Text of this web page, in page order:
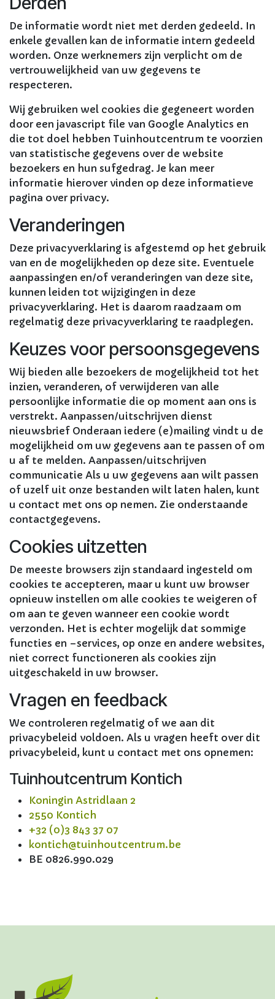
De informatie wordt niet met derden gedeeld. In
enkele gevallen kan de informatie intern gedeeld
worden. Onze werknemers zijn verplicht om de
vertrouwelijkheid van uw gegevens te
respecteren.
Wij gebruiken wel cookies die gegeneert worden
door een javascript file van Google Analytics en
die tot doel hebben Tuinhoutcentrum te voorzien
van statistische gegevens over de website
bezoekers en hun sufgedrag. Je kan meer
informatie hierover vinden op deze informatieve
pagina over privacy.
Veranderingen
Deze privacyverklaring is afgestemd op het gebruik
van en de mogelijkheden op deze site. Eventuele
aanpassingen en/of veranderingen van deze site,
kunnen leiden tot wijzigingen in deze
privacyverklaring. Het is daarom raadzaam om
regelmatig deze privacyverklaring te raadplegen.
Keuzes voor persoonsgegevens
Wij bieden alle bezoekers de mogelijkheid tot het
inzien, veranderen, of verwijderen van alle
persoonlijke informatie die op moment aan ons is
verstrekt. Aanpassen/uitschrijven dienst
nieuwsbrief Onderaan iedere (e)mailing vindt u de
mogelijkheid om uw gegevens aan te passen of om
u af te melden. Aanpassen/uitschrijven
communicatie Als u uw gegevens aan wilt passen
of uzelf uit onze bestanden wilt laten halen, kunt
u contact met ons op nemen. Zie onderstaande
contactgegevens.
Cookies uitzetten
De meeste browsers zijn standaard ingesteld om
cookies te accepteren, maar u kunt uw browser
opnieuw instellen om alle cookies te weigeren of
om aan te geven wanneer een cookie wordt
verzonden. Het is echter mogelijk dat sommige
functies en –services, op onze en andere websites,
niet correct functioneren als cookies zijn
uitgeschakeld in uw browser.
Vragen en feedback
We controleren regelmatig of we aan dit
privacybeleid voldoen. Als u vragen heeft over dit
privacybeleid, kunt u contact met ons opnemen:
Tuinhoutcentrum Kontich
Koningin Astridlaan 2
2550 Kontich
+32 (0)3 843 37 07
kontich@tuinhoutcentrum.be
BE 0826.990.029